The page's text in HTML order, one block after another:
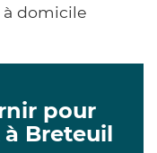
domicile
pour
Breteuil